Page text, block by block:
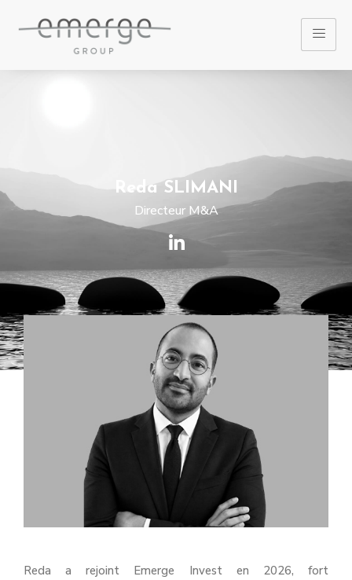
Reda SLIMANI
Directeur M&A
Reda a rejoint Emerge Invest en 2026, fort